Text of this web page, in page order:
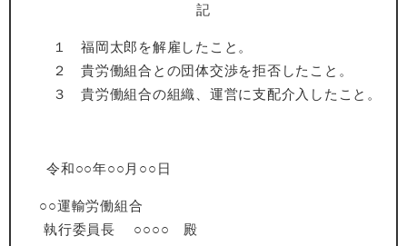
記
１ 福岡太郎を解雇したこと。
２ 貴労働組合との団体交渉を拒否したこと。
３ 貴労働組合の組織、運営に支配介入したこと。
令和○○年○○月○○日
○○運輸労働組合
執行委員長 ○○○○ 殿